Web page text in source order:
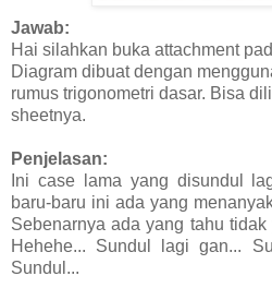
Jawab:
Hai silahkan buka attachment
Diagram dibuat dengan
rumus trigonometri dasar. Bisa
sheetnya.
Penjelasan:
Ini case lama yang disundul
baru-baru ini ada yang
Sebenarnya ada yang tahu
Hehehe... Sundul lagi gan...
Sundul...